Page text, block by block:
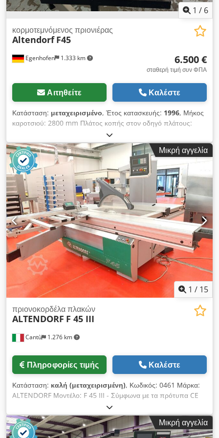
1 / 6
Egenhofen 1.333 km
κορμοτεμνόμενος πριονιέρας
Altendorf F45
6.500 €
σταθερή τιμή συν ΦΠΑ
Αιτηθείτε Καλέστε
Κατάσταση: μεταχειρισμένο, Έτος κατασκευής: 1996, Μήκος
καροτσιού: 2800 mm Πλάτος κοπής στον οδηγό πλάτους:
1050 mm Πλάτος κοπής στον οδηγό μήκους: 2800 mm Βάθος
κοπής: 145 mm Προκόπτης: όχι Dedpfx Amozqyx Ee Tjck
Ρύθμιση ύψους πριονόλαμας: χειροκίνητη / υδραυλική Ρύθμιση
κλίσης πριονόλαμας: χειροκίνητη / υδραυλική Ρύθμιση οδηγού
πλάτους: χειροκίνητη Ένδειξη γωνίας πριονόλαμας: Ψηφιακή
Ένδειξη ύψους κοπής: - Ένδειξη οδηγού πλάτους: Κλίμακα
Ένδειξη οδηγού μήκους: Κλίμακα Διάμετρος πριονόλαμας:
Ταχύτητες: 4 Ισχύς κινητήρα: 5,5 kW Φρένο κινητήρα: ναι
Σύνδεση για σύστημα αναρρόφησης: 80 mm και 120 mm
Μήκος μηχανήματος: 3000 mm Πλάτος μηχανήματος: 1700
mm Βάρος: 1000 kg
Μικρή αγγελία
1 / 15
Cantù 1.276 km
πριονοκορδέλα πλακών
ALTENDORF F 45 III
Πληροφορίες τιμής Καλέστε
Κατάσταση: καλή (μεταχειρισμένη), Κωδικός: 0461 Μάρκα:
ALTENDORF Μοντέλο: F 45 III - Σύμφωνα με τα πρότυπα CE
Πριόνι πάνελ 3 αξόνων με αριθμητικό έλεγχο (CNC) και λεπίδα
που ρυθμίζεται σε κλίση, για έπιπλα, έπιπλα κατά παραγγελία,
πάνελ, πόρτες, ξύλινα κουφώματα παραθύρων, πλαστικά,
Μικρή αγγελία